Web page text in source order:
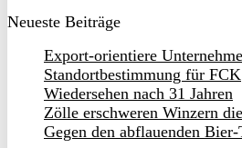
Neueste Beiträge
Export-orientiere
Standortbestimmung für FCK
Wiedersehen nach 31 Jahren
Zölle erschweren Winzern
Gegen den abflauenden Bier-